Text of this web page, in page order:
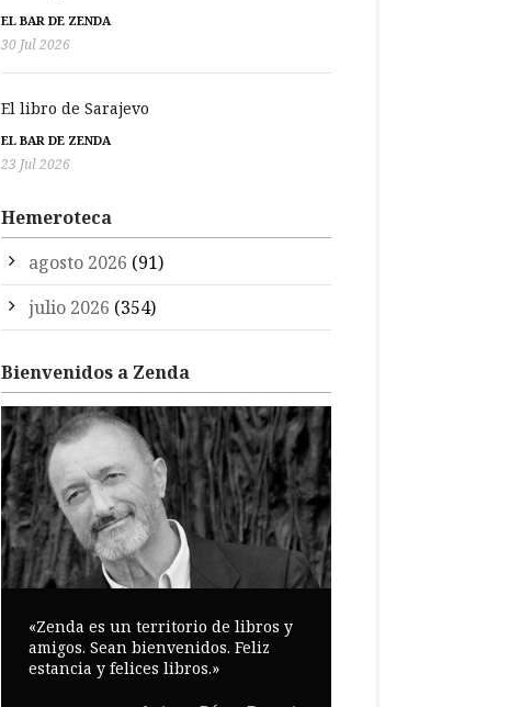
EL BAR DE ZENDA
30 Jul 2026
El libro de Sarajevo
EL BAR DE ZENDA
23 Jul 2026
Hemeroteca
agosto 2026 (91)
julio 2026 (354)
Bienvenidos a Zenda
«Zenda es un territorio de libros y
amigos. Sean bienvenidos. Feliz
estancia y felices libros.»